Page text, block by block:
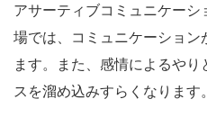
アサーティブコミュニケー
場では、コミュニケーショ
ます。また、感情によるや
スを溜め込みすらくなります。